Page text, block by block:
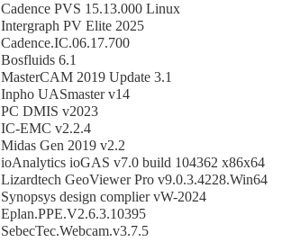
Cadence PVS 15.13.000 Linux
Intergraph PV Elite 2025
Cadence.IC.06.17.700
Bosfluids 6.1
MasterCAM 2019 Update 3.1
Inpho UASmaster v14
PC DMIS v2023
IC-EMC v2.2.4
Midas Gen 2019 v2.2
ioAnalytics ioGAS v7.0 build 104362 x86x64
Lizardtech GeoViewer Pro v9.0.3.4228.Win64
Synopsys design complier vW-2024
Eplan.PPE.V2.6.3.10395
SebecTec.Webcam.v3.7.5